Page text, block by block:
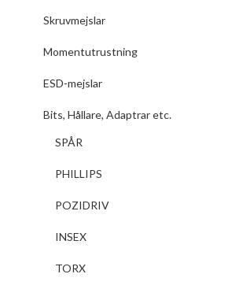
Skruvmejslar
Momentutrustning
ESD-mejslar
Bits, Hållare, Adaptrar etc.
SPÅR
PHILLIPS
POZIDRIV
INSEX
TORX